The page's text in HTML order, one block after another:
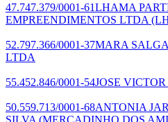
47.747.379/0001-61LHAMA
EMPREENDIMENTOS LTDA
52.797.366/0001-37MARA
LTDA
55.452.846/0001-54JOSE
50.559.713/0001-68ANTONIA
SILVA (MERCADINHO DOS